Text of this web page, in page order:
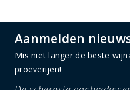
Aanmelden
Mis niet langer de beste
proeverijen!